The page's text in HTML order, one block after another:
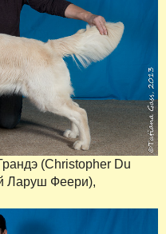
(Christopher Du
Ларуш Феери),